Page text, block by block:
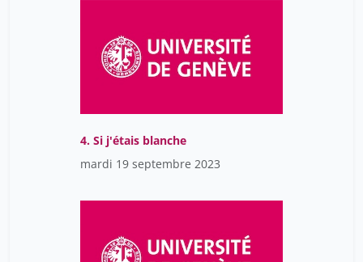
4. Si j'étais blanche
mardi 19 septembre 2023